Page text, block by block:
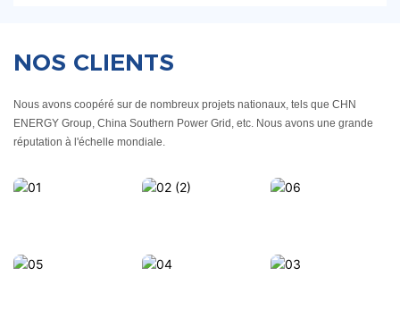
NOS CLIENTS
Nous avons coopéré sur de nombreux projets nationaux, tels que CHN
ENERGY Group, China Southern Power Grid, etc. Nous avons une grande
réputation à l'échelle mondiale.